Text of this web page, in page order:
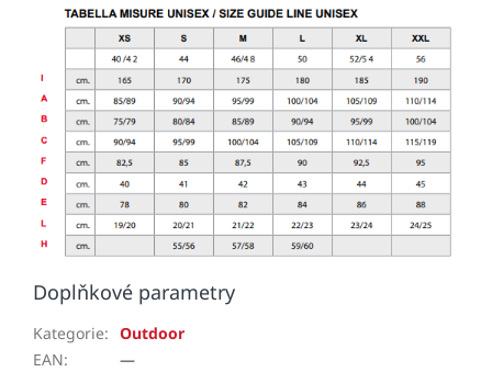
Doplňkové parametry
Kategorie: Outdoor
EAN: —